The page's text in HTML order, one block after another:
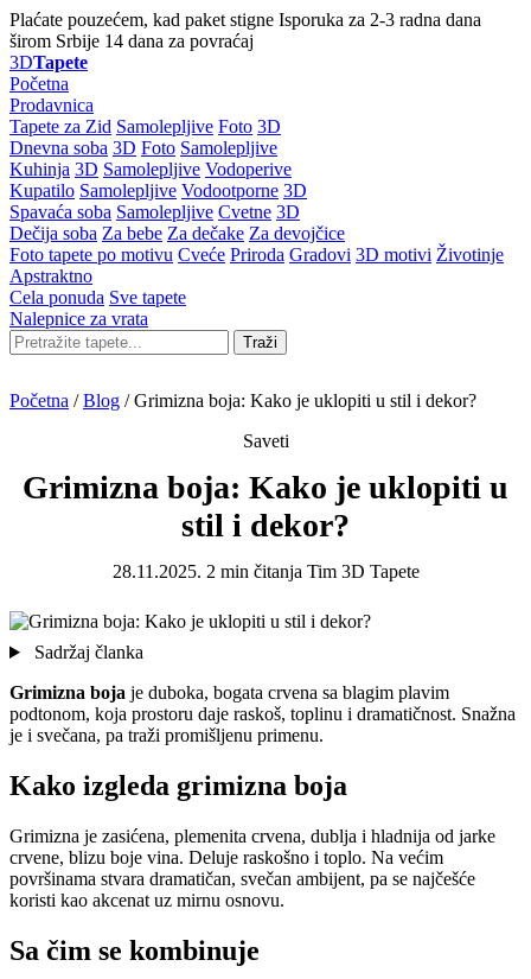
Plaćate pouzećem, kad paket stigne Isporuka za 2-3 radna dana
širom Srbije 14 dana za povraćaj
3DTapete
Početna
Prodavnica
Tapete za Zid Samolepljive Foto 3D
Dnevna soba 3D Foto Samolepljive
Kuhinja 3D Samolepljive Vodoperive
Kupatilo Samolepljive Vodootporne 3D
Spavaća soba Samolepljive Cvetne 3D
Dečija soba Za bebe Za dečake Za devojčice
Foto tapete po motivu Cveće Priroda Gradovi 3D motivi Životinje
Apstraktno
Cela ponuda Sve tapete
Nalepnice za vrata
Traži
Početna /Blog /Grimizna boja: Kako je uklopiti u stil i dekor?
Saveti
Grimizna boja: Kako je uklopiti u
stil i dekor?
28.11.2025. 2 min čitanja Tim 3D Tapete
Sadržaj članka
Grimizna boja je duboka, bogata crvena sa blagim plavim
podtonom, koja prostoru daje raskoš, toplinu i dramatičnost. Snažna
je i svečana, pa traži promišljenu primenu.
Kako izgleda grimizna boja
Grimizna je zasićena, plemenita crvena, dublja i hladnija od jarke
crvene, blizu boje vina. Deluje raskošno i toplo. Na većim
površinama stvara dramatičan, svečan ambijent, pa se najčešće
koristi kao akcenat uz mirnu osnovu.
Sa čim se kombinuje